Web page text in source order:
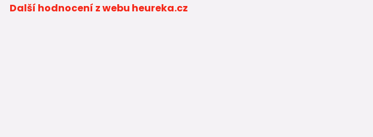
Další hodnocení z webu heureka.cz